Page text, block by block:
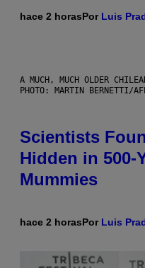
hace 2 horasPor Luis
A MUCH, MUCH OLDER
PHOTO: MARTIN BERNETTI/
Scientists
Hidden in 500-
Mummies
hace 2 horasPor Luis